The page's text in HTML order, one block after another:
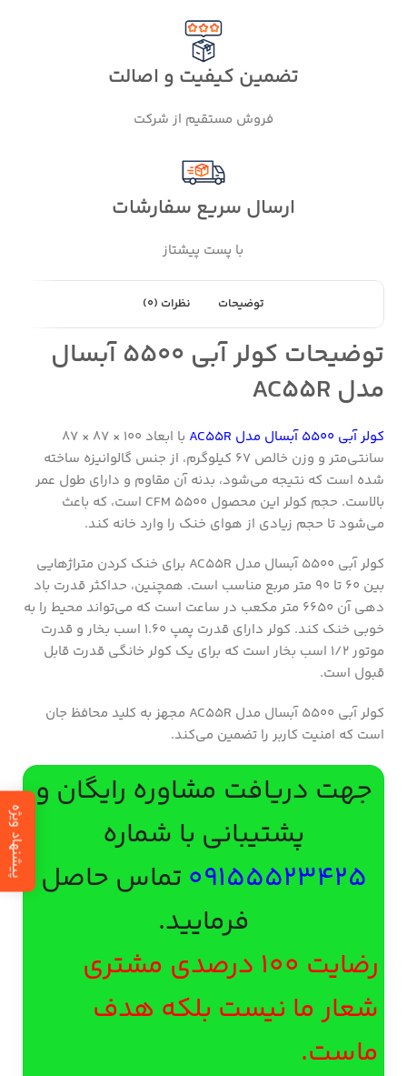
تضمین کیفیت و اصالت
فروش مستقیم از شرکت
ارسال سریع سفارشات
با پست پیشتاز
توضیحات نظرات (0)
توضیحات کولر آبی 5500 آبسال
مدل AC55R
کولر آبی 5500 آبسال مدل AC55R
با ابعاد 100 × 87 × 87
سانتی‌متر و وزن خالص 67 کیلوگرم، از جنس گالوانیزه ساخته
شده است که نتیجه می‌شود، بدنه آن مقاوم و دارای طول عمر
بالاست. حجم کولر این محصول 5500 CFM است، که باعث
می‌شود تا حجم زیادی از هوای خنک را وارد خانه کند.
کولر آبی 5500 آبسال مدل AC55R برای خنک کردن متراژهایی
بین 60 تا 90 متر مربع مناسب است. همچنین، حداکثر قدرت باد
دهی آن 6650 متر مکعب در ساعت است که می‌تواند محیط را به
خوبی خنک کند. کولر دارای قدرت پمپ 1.60 اسب بخار و قدرت
موتور 1/2 اسب بخار است که برای یک کولر خانگی قدرت قابل
قبول است.
کولر آبی 5500 آبسال مدل AC55R مجهز به کلید محافظ جان
است که امنیت کاربر را تضمین می‌کند.
جهت دریافت مشاوره رایگان و
پشتیبانی با شماره
09155523425 تماس حاصل
فرمایید.
رضایت 100 درصدی مشتری
شعار ما نیست بلکه هدف
ماست.
پیشنهاد ویژه